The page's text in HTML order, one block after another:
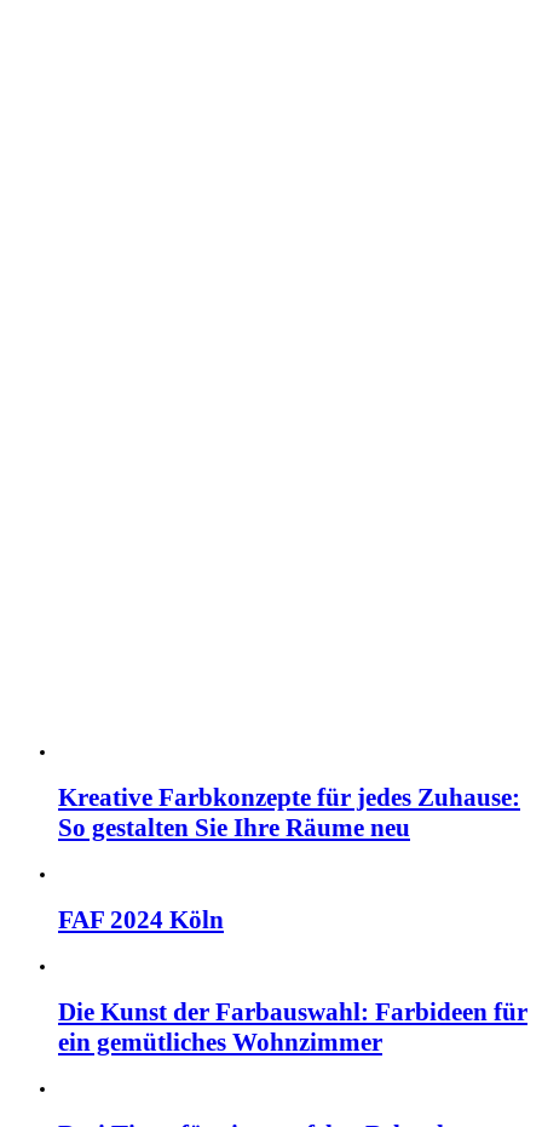
Kreative Farbkonzepte für jedes Zuhause:
So gestalten Sie Ihre Räume neu
FAF 2024 Köln
Die Kunst der Farbauswahl: Farbideen für
ein gemütliches Wohnzimmer